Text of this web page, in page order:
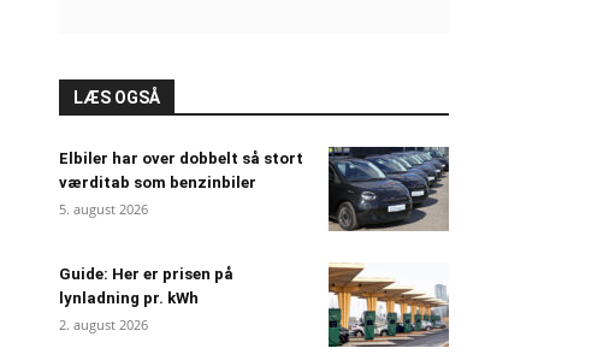
LÆS OGSÅ
Elbiler har over dobbelt så stort
værditab som benzinbiler
5. august 2026
Guide: Her er prisen på
lynladning pr. kWh
2. august 2026